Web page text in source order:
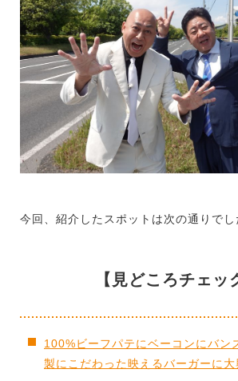
今回、紹介したスポットは次の通りでし
【見どころチェッ
100%ビーフパテにベーコンにバン
製にこだわった映えるバーガーに大